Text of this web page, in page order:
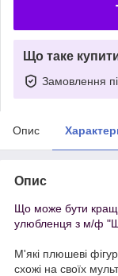
Що таке
Замовлення
Опис
Опис
Що може бути
улюбленця з м/ф
М'які плюшеві
схожі на своїх